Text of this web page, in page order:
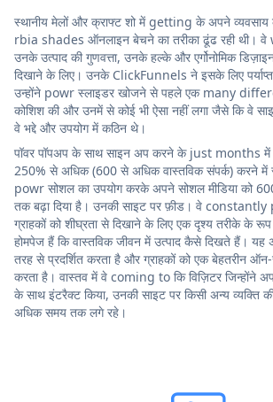
स्थानीय मेलों और क्राफ्ट शो में getting के अपने व्यवसाय
rbia shades ऑनलाइन बेचने का तरीका ढूंढ रही थी।
उनके उत्पाद की गुणवत्ता, उनके हल्के और एर्गोनोमिक
दिखाने के लिए। उनके ClickFunnels ने इसके लिए पर्याप्त
उन्होंने powr स्लाइडर खोजने से पहले एक many
कोशिश की और उनमें से कोई भी ऐसा नहीं लगा जैसे कि वे
वे भद्दे और उपयोग में कठिन थे।
पॉवर पॉपअप के साथ साइन अप करने के just months में
250% से अधिक (600 से अधिक वास्तविक संपर्क) करने
powr सोशल का उपयोग करके अपने सोशल मीडिया को
तक बढ़ा दिया है। उनकी साइट पर फ़ीड। वे
ग्राहकों को शीघ्रता से दिखाने के लिए एक दृश्य तरीके के
होमपेज हैं कि वास्तविक जीवन में उत्पाद कैसे दिखते हैं। यह
तरह से प्रदर्शित करता है और ग्राहकों को एक बेहतरीन
करता है। वास्तव में वे coming to कि विज़िटर जिन्होंने
के साथ इंटरैक्ट किया, उनकी साइट पर किसी अन्य व्यक्ति
अधिक समय तक लगे रहे।